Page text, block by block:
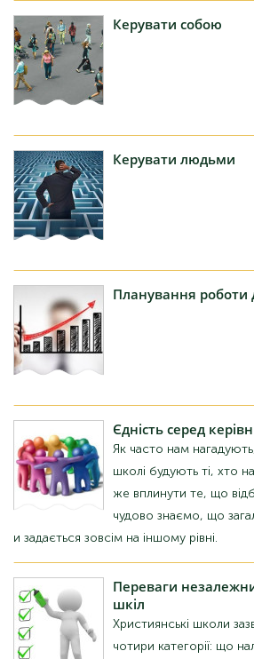
Керувати собою
Керувати людьми
Планування роботи
Єдність серед
Як часто нам
школі будують ті, хто
же вплинути те, що
чудово знаємо, що
и задається зовсім на іншому рівні.
Переваги
шкіл
Християнські школи
чотири категорії: що